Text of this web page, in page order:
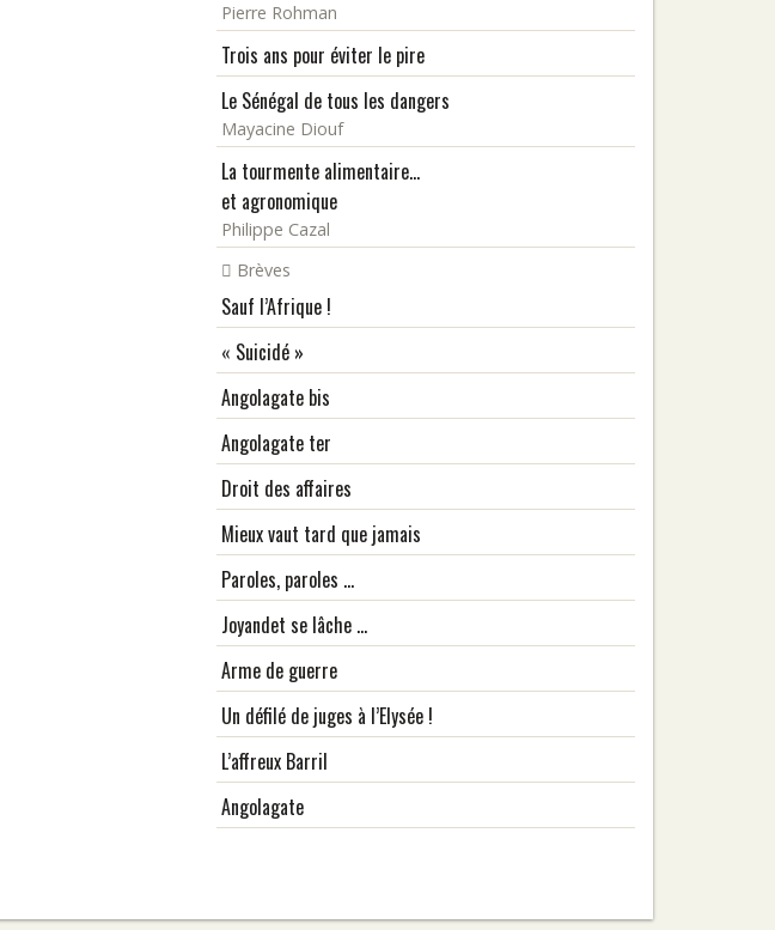
Pierre Rohman
Trois ans pour éviter le pire
Le Sénégal de tous les dangers
Mayacine Diouf
La tourmente alimentaire…
et agronomique
Philippe Cazal
Brèves
Sauf l’Afrique !
« Suicidé »
Angolagate bis
Angolagate ter
Droit des affaires
Mieux vaut tard que jamais
Paroles, paroles …
Joyandet se lâche …
Arme de guerre
Un défilé de juges à l’Elysée !
L’affreux Barril
Angolagate